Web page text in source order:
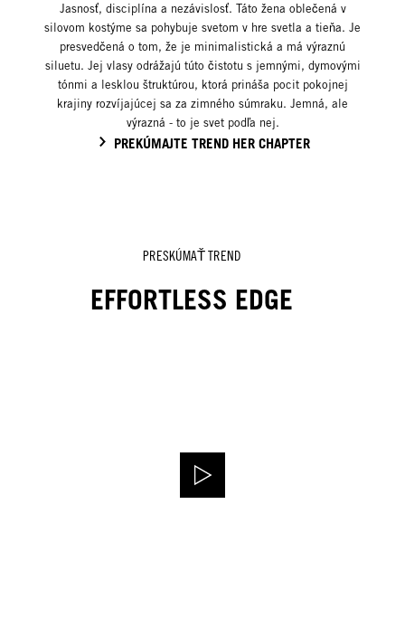
Jasnosť, disciplína a nezávislosť. Táto žena oblečená v
silovom kostýme sa pohybuje svetom v hre svetla a tieňa. Je
presvedčená o tom, že je minimalistická a má výraznú
siluetu. Jej vlasy odrážajú túto čistotu s jemnými, dymovými
tónmi a lesklou štruktúrou, ktorá prináša pocit pokojnej
krajiny rozvíjajúcej sa za zimného súmraku. Jemná, ale
výrazná - to je svet podľa nej.
PREKÚMAJTE TREND HER CHAPTER
PRESKÚMAŤ TREND
EFFORTLESS EDGE